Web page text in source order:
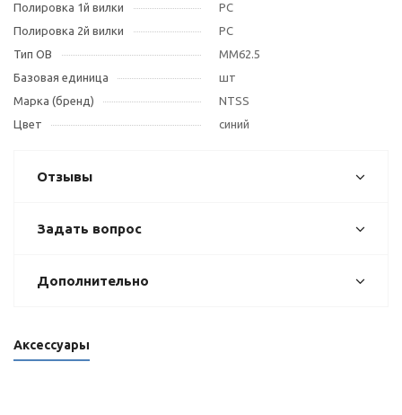
Полировка 1й вилки
PC
Полировка 2й вилки
PC
Тип OB
MM62.5
Базовая единица
шт
Марка (бренд)
NTSS
Цвет
синий
Отзывы
Задать вопрос
Дополнительно
Аксессуары